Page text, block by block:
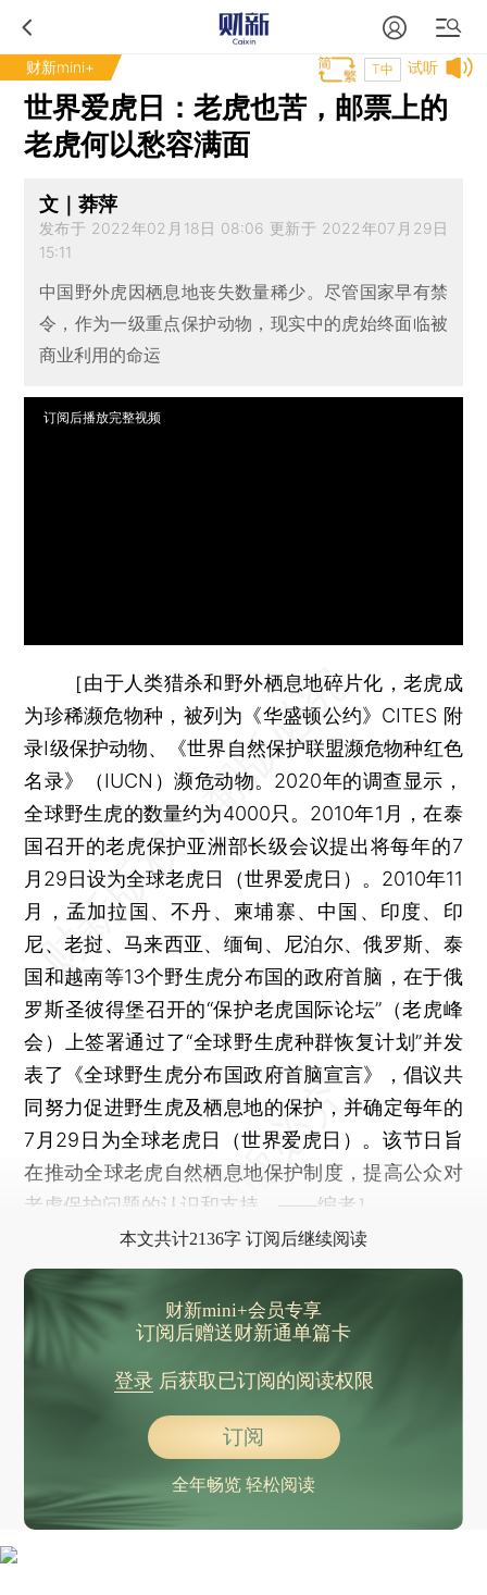
财新mini+ 试听
T中
世界爱虎日：老虎也苦，邮票上的
老虎何以愁容满面
文｜莽萍
发布于 2022年02月18日 08:06 更新于 2022年07月29日
15:11
中国野外虎因栖息地丧失数量稀少。尽管国家早有禁
令，作为一级重点保护动物，现实中的虎始终面临被
商业利用的命运
订阅后播放完整视频
［由于人类猎杀和野外栖息地碎片化，老虎成
为珍稀濒危物种，被列为《华盛顿公约》CITES 附
录Ⅰ级保护动物、《世界自然保护联盟濒危物种红色
名录》（IUCN）濒危动物。2020年的调查显示，
全球野生虎的数量约为4000只。2010年1月，在泰
国召开的老虎保护亚洲部长级会议提出将每年的7
月29日设为全球老虎日（世界爱虎日）。2010年11
月，孟加拉国、不丹、柬埔寨、中国、印度、印
尼、老挝、马来西亚、缅甸、尼泊尔、俄罗斯、泰
国和越南等13个野生虎分布国的政府首脑，在于俄
罗斯圣彼得堡召开的“保护老虎国际论坛”（老虎峰
会）上签署通过了“全球野生虎种群恢复计划”并发
表了《全球野生虎分布国政府首脑宣言》，倡议共
同努力促进野生虎及栖息地的保护，并确定每年的
7月29日为全球老虎日（世界爱虎日）。该节日旨
在推动全球老虎自然栖息地保护制度，提高公众对
老虎保护问题的认识和支持。——编者］
本文共计2136字 订阅后继续阅读
财新mini+会员专享
订阅后赠送财新通单篇卡
登录后获取已订阅的阅读权限
订阅
全年畅览 轻松阅读